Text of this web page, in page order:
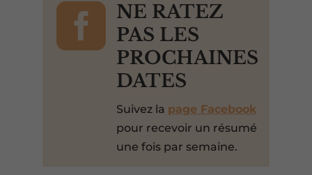

NE RATEZ
PAS LES
PROCHAINES
DATES
Suivez la page Facebook
pour recevoir un résumé
une fois par semaine.